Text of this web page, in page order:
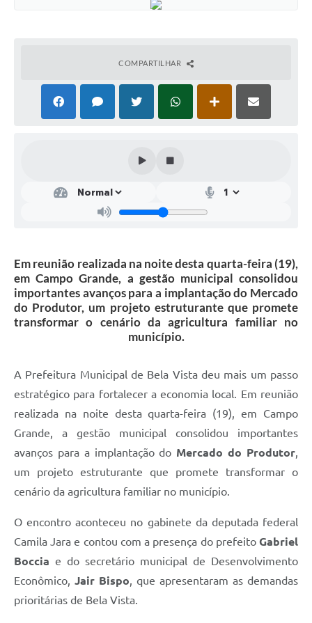
COMPARTILHAR
Em reunião realizada na noite desta quarta-feira (19),
em Campo Grande, a gestão municipal consolidou
importantes avanços para a implantação do Mercado
do Produtor, um projeto estruturante que promete
transformar o cenário da agricultura familiar no
município.
A Prefeitura Municipal de Bela Vista deu mais um passo
estratégico para fortalecer a economia local. Em reunião
realizada na noite desta quarta-feira (19), em Campo
Grande, a gestão municipal consolidou importantes
avanços para a implantação do Mercado do Produtor,
um projeto estruturante que promete transformar o
cenário da agricultura familiar no município.
O encontro aconteceu no gabinete da deputada federal
Camila Jara e contou com a presença do prefeito Gabriel
Boccia e do secretário municipal de Desenvolvimento
Econômico, Jair Bispo, que apresentaram as demandas
prioritárias de Bela Vista.